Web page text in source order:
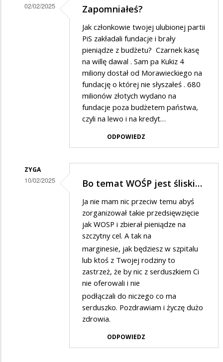
02/02/2025
śliski…
Zapomniałeś?
Jak członkowie twojej ulubionej partii
PiS zakładali fundacje i brały
pieniądze z budżetu? Czarnek kasę
na willę dawal . Sam pa Kukiz 4
miliony dostał od Morawieckiego na
fundację o której nie słyszałeś . 680
milionów złotych wydano na
fundacje poza budżetem państwa,
czyli na lewo i na kredyt…
ODPOWIEDZ
ZYGA
10/02/2025 Bo temat WOŚP jest śliski…
Ja nie mam nic przeciw temu abyś
zorganizował takie przedsięwzięcie
jak WOSP i zbierał pieniądze na
szczytny cel. A tak na
marginesie, jak będziesz w szpitalu
lub ktoś z Twojej rodziny to
zastrzeż, że by nic z serduszkiem Ci
nie oferowali i nie
podłączali do niczego co ma
serduszko. Pozdrawiam i życzę dużo
zdrowia.
ODPOWIEDZ